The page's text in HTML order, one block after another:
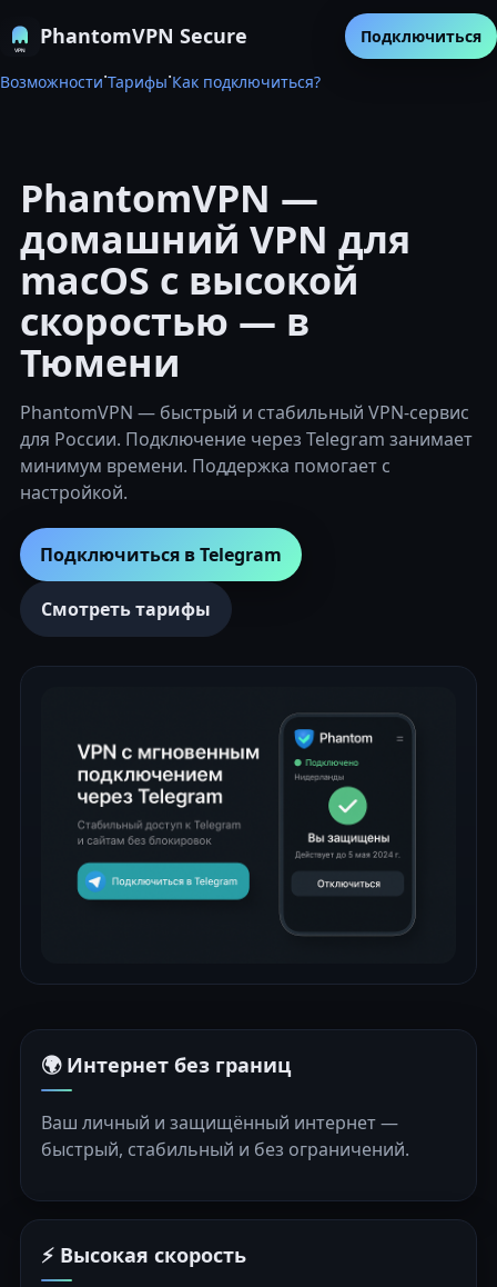
PhantomVPN Secure
Возможности·Тарифы·Как подключиться?
Подключиться
PhantomVPN —
домашний VPN для
macOS с высокой
скоростью — в
Тюмени
PhantomVPN — быстрый и стабильный VPN-сервис
для России. Подключение через Telegram занимает
минимум времени. Поддержка помогает с
настройкой.
Подключиться в Telegram
Смотреть тарифы
🌍 Интернет без границ
Ваш личный и защищённый интернет —
быстрый, стабильный и без ограничений.
⚡ Высокая скорость